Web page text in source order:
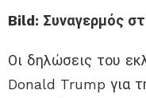
Bild: Συναγερμός
Οι δηλώσεις του
Donald Trump για